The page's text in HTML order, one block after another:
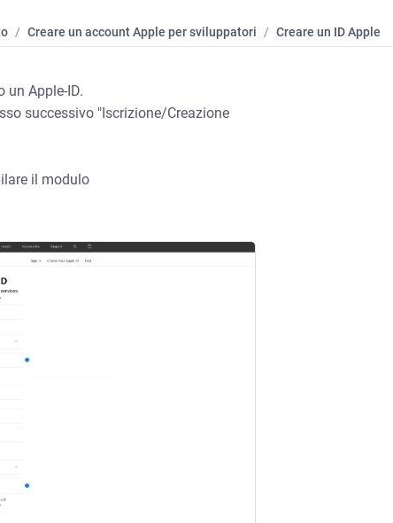
Creare un account Apple per sviluppatori Creare un ID Apple
un Apple-ID.
successivo "Iscrizione/Creazione
il modulo